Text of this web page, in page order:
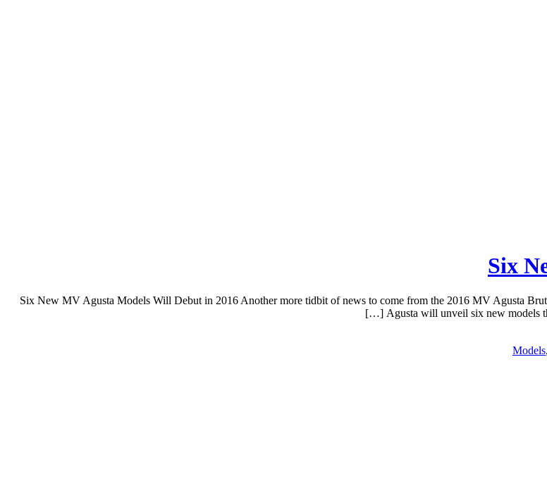
Six
Six New MV Agusta Models Will Debut in 2016 Another more tidbit of news to come from the 2016 MV Agusta
Agusta will unveil six new models
,